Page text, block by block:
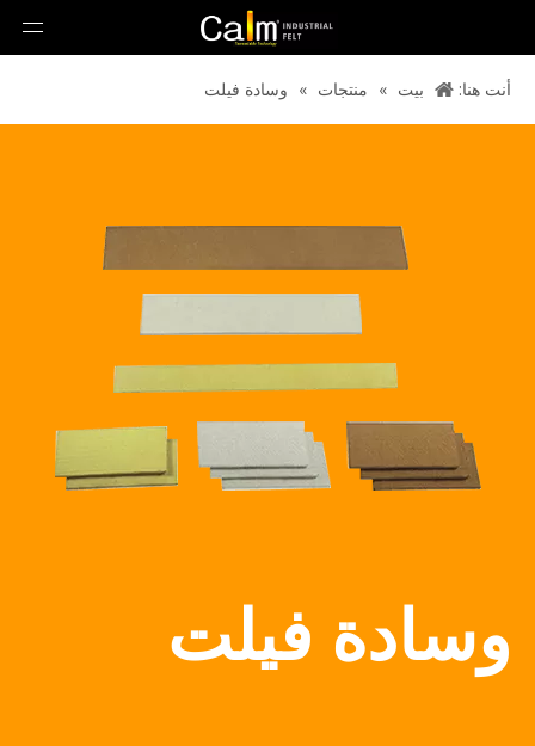
أنت هنا: بيت » منتجات » وسادة فيلت
وسادة فيلت